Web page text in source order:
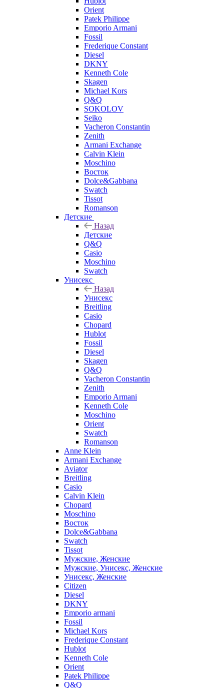
Orient
Patek Philippe
Emporio Armani
Fossil
Frederique Constant
Diesel
DKNY
Kenneth Cole
Skagen
Michael Kors
Q&Q
SOKOLOV
Seiko
Vacheron Constantin
Zenith
Armani Exchange
Calvin Klein
Moschino
Восток
Dolce&Gabbana
Swatch
Tissot
Romanson
Детские
Назад
Детские
Q&Q
Casio
Moschino
Swatch
Унисекс
Назад
Унисекс
Breitling
Casio
Chopard
Hublot
Fossil
Diesel
Skagen
Q&Q
Vacheron Constantin
Zenith
Emporio Armani
Kenneth Cole
Moschino
Orient
Swatch
Romanson
Anne Klein
Armani Exchange
Aviator
Breitling
Casio
Calvin Klein
Chopard
Moschino
Восток
Dolce&Gabbana
Swatch
Tissot
Мужские, Женские
Мужские, Унисекс, Женские
Унисекс, Женские
Citizen
Diesel
DKNY
Emporio armani
Fossil
Michael Kors
Frederique Constant
Hublot
Kenneth Cole
Orient
Patek Philippe
Q&Q